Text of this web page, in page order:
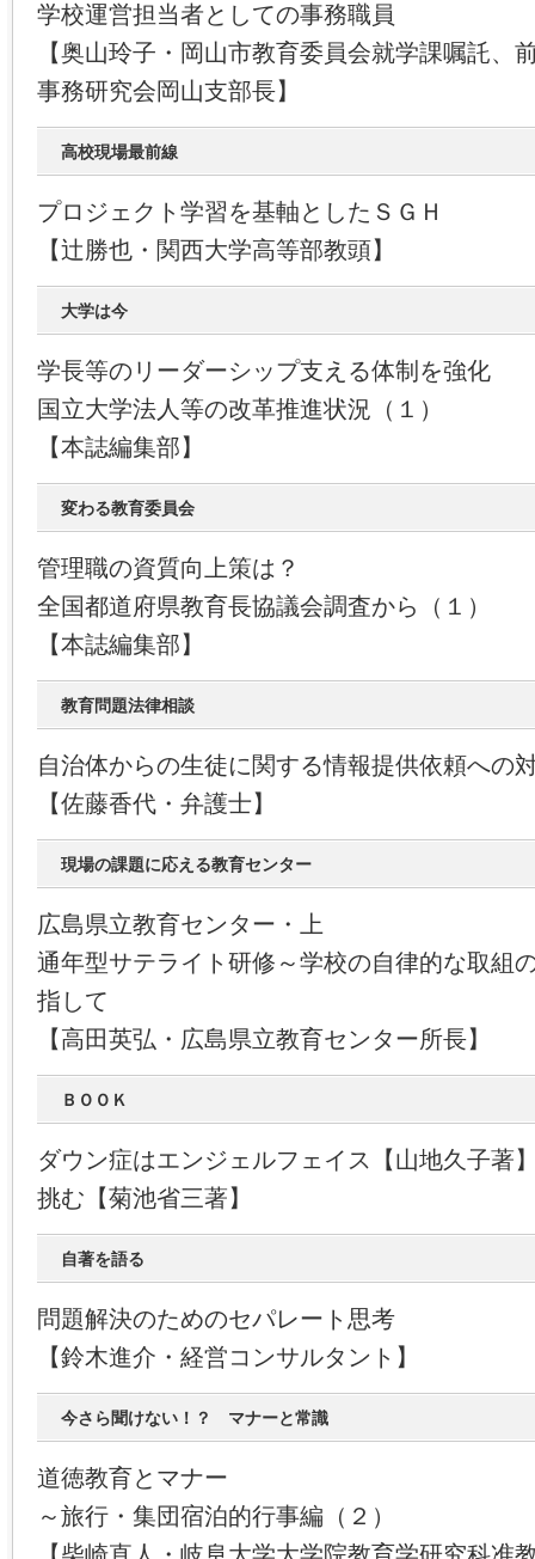
学校運営担当者としての事務職員
【奥山玲子・岡山市教育委員会就学課嘱託、
事務研究会岡山支部長】
高校現場最前線
プロジェクト学習を基軸としたＳＧＨ
【辻勝也・関西大学高等部教頭】
大学は今
学長等のリーダーシップ支える体制を強化
国立大学法人等の改革推進状況（１）
【本誌編集部】
変わる教育委員会
管理職の資質向上策は？
全国都道府県教育長協議会調査から（１）
【本誌編集部】
教育問題法律相談
自治体からの生徒に関する情報提供依頼への
【佐藤香代・弁護士】
現場の課題に応える教育センター
広島県立教育センター・上
通年型サテライト研修～学校の自律的な取組
指して
【高田英弘・広島県立教育センター所長】
ＢＯＯＫ
ダウン症はエンジェルフェイス【山地久子著
挑む【菊池省三著】
自著を語る
問題解決のためのセパレート思考
【鈴木進介・経営コンサルタント】
今さら聞けない！？ マナーと常識
道徳教育とマナー
～旅行・集団宿泊的行事編（２）